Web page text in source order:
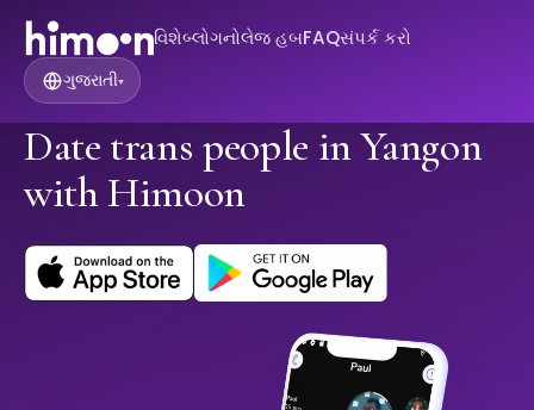
વિશેબ્લોગનોલેજ હબFAQસંપર્ક કરો
ગુજરાતી▾
Date trans people in Yangon
with Himoon